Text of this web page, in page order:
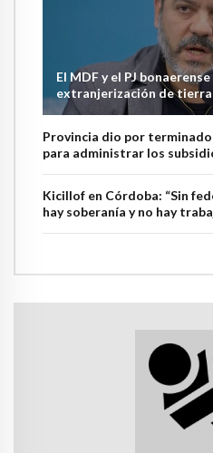
El MDF y el PJ
extranjerización de
Provincia dio por
para administrar los
Kicillof en Córdoba: “Sin
hay soberanía y no hay